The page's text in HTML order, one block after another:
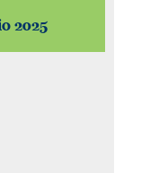
2025